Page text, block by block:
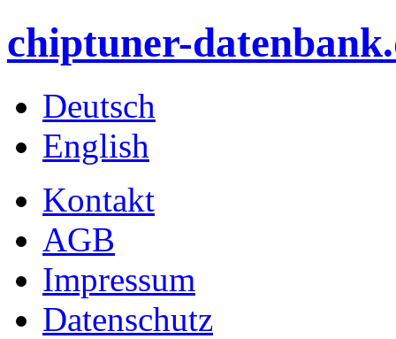
chiptuner-
Deutsch
English
Kontakt
AGB
Impressum
Datenschutz